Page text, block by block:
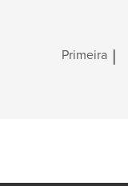
Primeira |